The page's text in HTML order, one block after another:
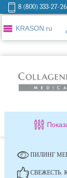
8 (800) 333-27-26
KRASON.ru
ПИЛИНГ
СВЕЖЕСТЬ.